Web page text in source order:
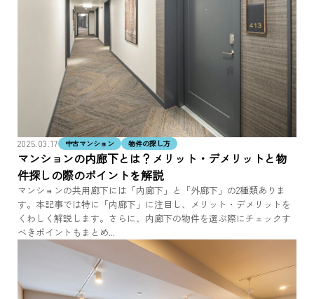
2025.03.17 中古マンション 物件の探し方
マンションの内廊下とは？メリット・デメリットと物
件探しの際のポイントを解説
マンションの共用廊下には「内廊下」と「外廊下」の2種類ありま
す。本記事では特に「内廊下」に注目し、メリット・デメリットを
くわしく解説します。さらに、内廊下の物件を選ぶ際にチェックす
べきポイントもまとめ...